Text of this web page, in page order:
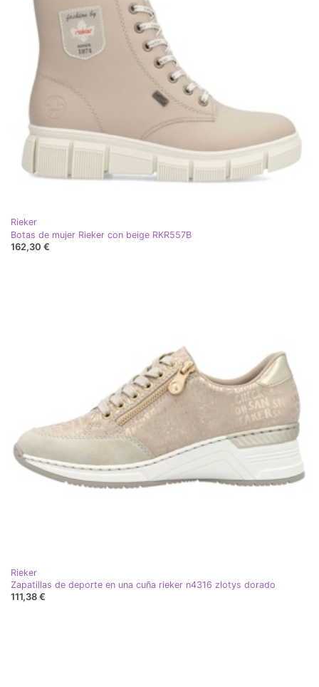
Rieker
Botas de mujer Rieker con beige RKR557B
162,30 €
Rieker
Zapatillas de deporte en una cuña rieker n4316 zlotys dorado
111,38 €